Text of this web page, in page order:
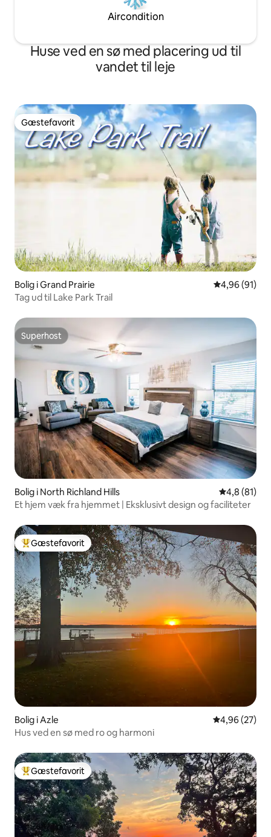
Aircondition
Huse ved en sø med placering ud til
vandet til leje
Gæstefavorit
Gæstefavorit
Bolig i Grand Prairie 4,96 ud af 5 i
4,96 (91)
Tag ud til Lake Park Trail
Superhost
Superhost
Bolig i North Richland Hills 4,8 ud af 5 i
4,8 (81)
Et hjem væk fra hjemmet | Eksklusivt design og faciliteter
Bedste gæstefavorit
Gæstefavorit
Bolig i Azle 4,96 ud af 5 i
4,96 (27)
Hus ved en sø med ro og harmoni
Bedste gæstefavorit
Gæstefavorit